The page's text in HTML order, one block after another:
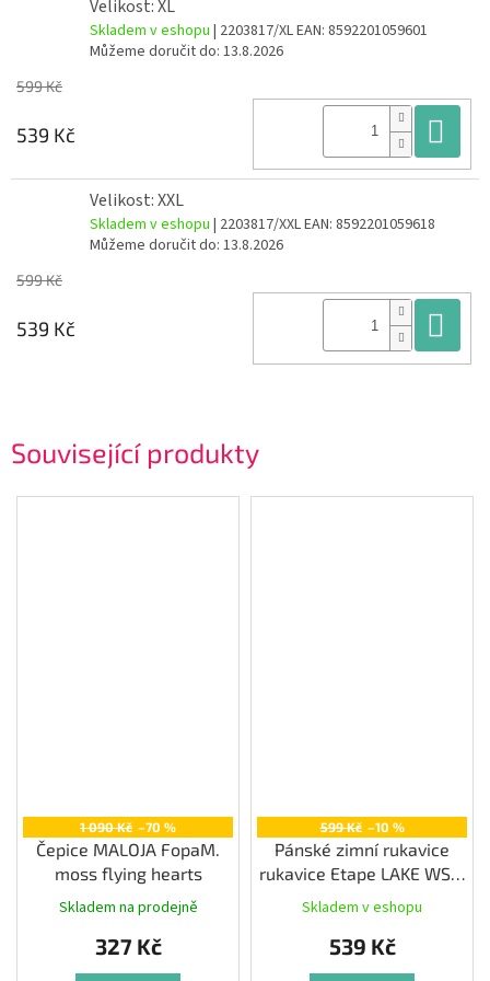
Související produkty
1 090 Kč –70 %
Čepice MALOJA FopaM.
moss flying hearts
Skladem na prodejně
327 Kč
599 Kč –10 %
Pánské zimní rukavice
rukavice Etape LAKE WS+,
Skladem v eshopu
539 Kč
Velikost: XL
Skladem v eshopu | 2203817/XLEAN: 8592201059601
Můžeme doručit do: 13.8.2026
599 Kč
539 Kč
Velikost: XXL
Skladem v eshopu | 2203817/XXLEAN: 8592201059618
Můžeme doručit do: 13.8.2026
599 Kč
539 Kč